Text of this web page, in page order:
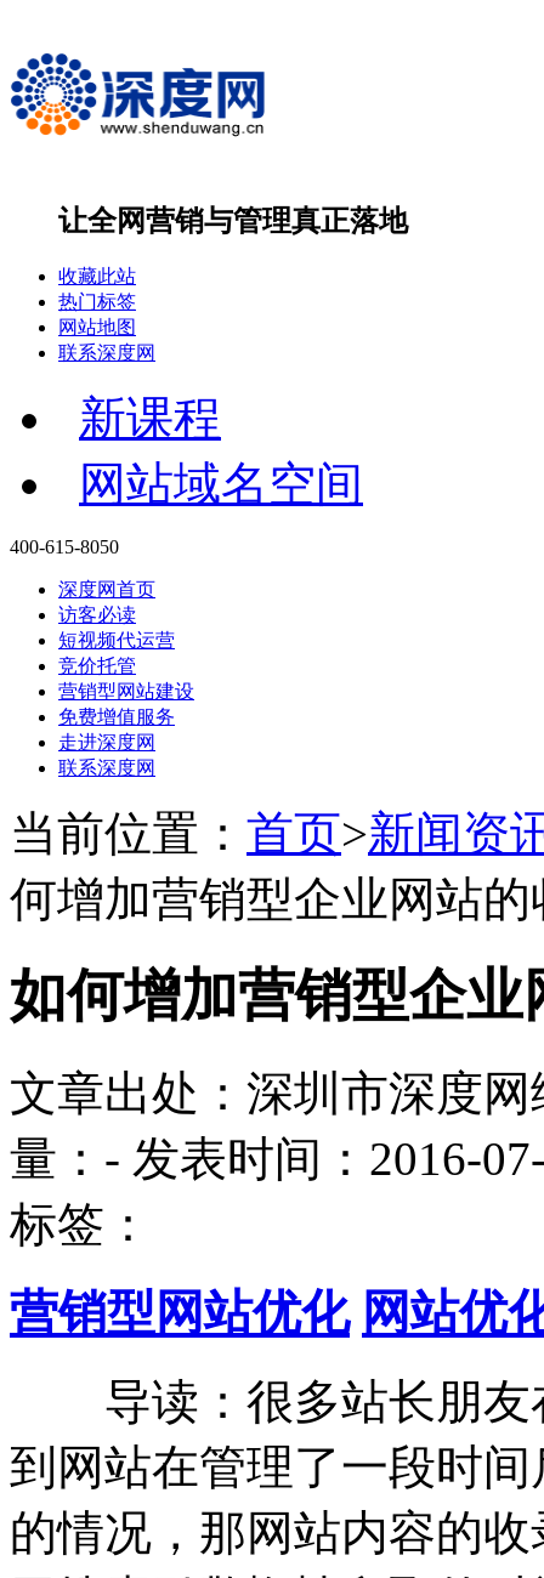
让全网营销与管理真正落地
收藏此站
热门标签
网站地图
联系深度网
新课程
网站域名空间
400-615-8050
深度网首页
访客必读
短视频代运营
竞价托管
营销型网站建设
免费增值服务
走进深度网
联系深度网
当前位置： 首页>新闻资
何增加营销型企业网站的
如何增加营销型企业
文章出处：深圳市深度
量： - 发表时间：2016-
标签：
营销型网站优化 网站优
导读：很多站长朋友
到网站在管理了一段时
的情况，那网站内容的